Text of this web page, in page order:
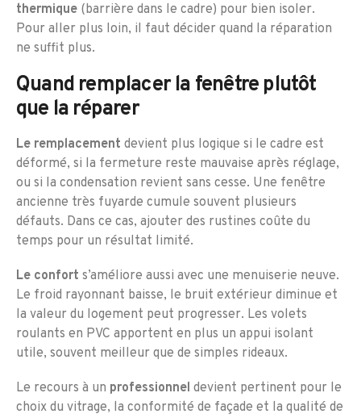
thermique (barrière dans le cadre) pour bien isoler.
Pour aller plus loin, il faut décider quand la réparation
ne suffit plus.
Quand remplacer la fenêtre plutôt
que la réparer
Le remplacement devient plus logique si le cadre est
déformé, si la fermeture reste mauvaise après réglage,
ou si la condensation revient sans cesse. Une fenêtre
ancienne très fuyarde cumule souvent plusieurs
défauts. Dans ce cas, ajouter des rustines coûte du
temps pour un résultat limité.
Le confort s’améliore aussi avec une menuiserie neuve.
Le froid rayonnant baisse, le bruit extérieur diminue et
la valeur du logement peut progresser. Les volets
roulants en PVC apportent en plus un appui isolant
utile, souvent meilleur que de simples rideaux.
Le recours à un professionnel devient pertinent pour le
choix du vitrage, la conformité de façade et la qualité de